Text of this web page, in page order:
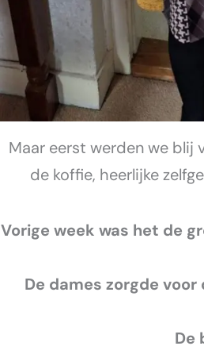
Maar eerst werden we blij
de koffie, heerlijke
Vorige week was het de
De dames zorgde
De